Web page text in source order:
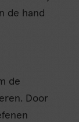
de hand
de
Door